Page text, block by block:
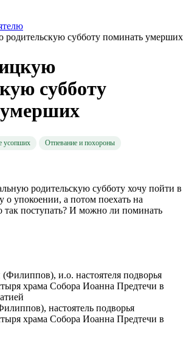
родительскую субботу поминать умерших
субботу
усопших Отпевание и похороны
родительскую субботу хочу пойти в
о упокоении, а потом поехать на
поступать? И можно ли поминать
настоятель подворья
храма Собора Иоанна Предтечи в